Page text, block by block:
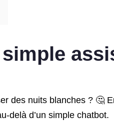
des nuits blanches ? 🤔
delà d’un simple chatbot.